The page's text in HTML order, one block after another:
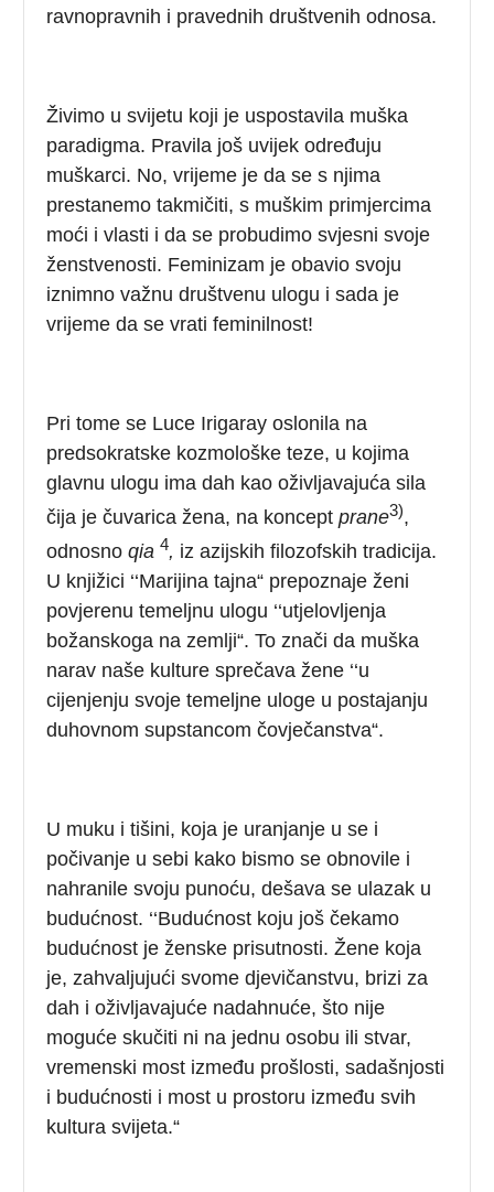
ravnopravnih i pravednih društvenih odnosa.
Živimo u svijetu koji je uspostavila muška
paradigma. Pravila još uvijek određuju
muškarci. No, vrijeme je da se s njima
prestanemo takmičiti, s muškim primjercima
moći i vlasti i da se probudimo svjesni svoje
ženstvenosti. Feminizam je obavio svoju
iznimno važnu društvenu ulogu i sada je
vrijeme da se vrati feminilnost!
Pri tome se Luce Irigaray oslonila na
predsokratske kozmološke teze, u kojima
glavnu ulogu ima dah kao oživljavajuća sila
čija je čuvarica žena, na konceptprane3),
odnosnoqia4, iz azijskih filozofskih tradicija.
U knjižici ‘‘Marijina tajna“ prepoznaje ženi
povjerenu temeljnu ulogu ‘‘utjelovljenja
božanskoga na zemlji“. To znači da muška
narav naše kulture sprečava žene ‘‘u
cijenjenju svoje temeljne uloge u postajanju
duhovnom supstancom čovječanstva“.
U muku i tišini, koja je uranjanje u se i
počivanje u sebi kako bismo se obnovile i
nahranile svoju punoću, dešava se ulazak u
budućnost. ‘‘Budućnost koju još čekamo
budućnost je ženske prisutnosti. Žene koja
je, zahvaljujući svome djevičanstvu, brizi za
dah i oživljavajuće nadahnuće, što nije
moguće skučiti ni na jednu osobu ili stvar,
vremenski most između prošlosti, sadašnjosti
i budućnosti i most u prostoru između svih
kultura svijeta.“